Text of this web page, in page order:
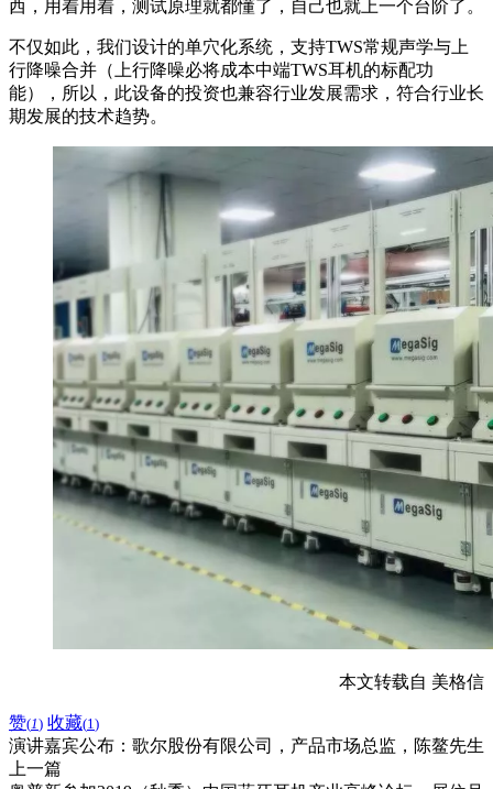
西，用着用着，测试原理就都懂了，自己也就上一个台阶了。
不仅如此，我们设计的单穴化系统，支持TWS常规声学与上
行降噪合并（上行降噪必将成本中端TWS耳机的标配功
能），所以，此设备的投资也兼容行业发展需求，符合行业长
期发展的技术趋势。
本文转载自 美格信
赞(1) 收藏(1 )
演讲嘉宾公布：歌尔股份有限公司，产品市场总监，陈鳌先生
上一篇